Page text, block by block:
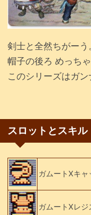
剣士と全然ちがーう
帽子の後ろ めっちゃ
このシリーズはガン
スロットとスキル
ガムートXキャ
ガムートXレジ